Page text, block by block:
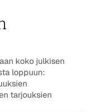
koko julkisen
loppuun:
tarjouksien